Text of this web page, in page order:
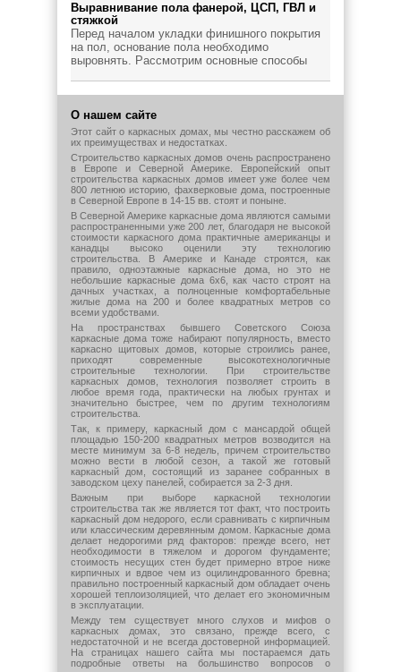
Виды строительных лесов
Недвижимость в городе Энгельс
Какой грунт купить на свой приусадебный
Выравнивание пола фанерой, ЦСП, ГВЛ и
стяжкой
Перед началом укладки финишного покрытия
на пол, основание пола необходимо
выровнять. Рассмотрим основные способы
О нашем сайте
Этот сайт о каркасных домах, мы честно расскажем об
их преимуществах и недостатках.
Строительство каркасных домов очень распространено
в Европе и Северной Америке. Европейский опыт
строительства каркасных домов имеет уже более чем
800 летнюю историю, фахверковые дома, построенные
в Северной Европе в 14-15 вв. стоят и поныне.
В Северной Америке каркасные дома являются самыми
распространенными уже 200 лет, благодаря не высокой
стоимости каркасного дома практичные американцы и
канадцы высоко оценили эту технологию
строительства. В Америке и Канаде строятся, как
правило, одноэтажные каркасные дома, но это не
небольшие каркасные дома 6х6, как часто строят на
дачных участках, а полноценные комфортабельные
жилые дома на 200 и более квадратных метров со
всеми удобствами.
На пространствах бывшего Советского Союза
каркасные дома тоже набирают популярность, вместо
каркасно щитовых домов, которые строились ранее,
приходят современные высокотехнологичные
строительные технологии. При строительстве
каркасных домов, технология позволяет строить в
любое время года, практически на любых грунтах и
значительно быстрее, чем по другим технологиям
строительства.
Так, к примеру, каркасный дом с мансардой общей
площадью 150-200 квадратных метров возводится на
месте минимум за 6-8 недель, причем строительство
можно вести в любой сезон, а такой же готовый
каркасный дом, состоящий из заранее собранных в
заводском цеху панелей, собирается за 2-3 дня.
Важным при выборе каркасной технологии
строительства так же является тот факт, что построить
каркасный дом недорого, если сравнивать с кирпичным
или классическим деревянным домом. Каркасные дома
делает недорогими ряд факторов: прежде всего, нет
необходимости в тяжелом и дорогом фундаменте;
стоимость несущих стен будет примерно втрое ниже
кирпичных и вдвое чем из оцилиндрованного бревна;
правильно построенный каркасный дом обладает очень
хорошей теплоизоляцией, что делает его экономичным
в эксплуатации.
Между тем существует много слухов и мифов о
каркасных домах, это связано, прежде всего, с
недостаточной и не всегда достоверной информацией.
На страницах нашего сайта мы постараемся дать
подробные ответы на большинство вопросов о